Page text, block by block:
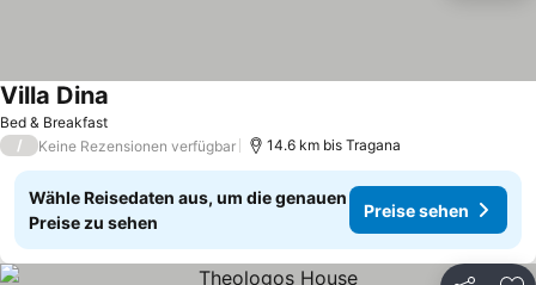
Bed & Breakfast
Villa Dina
/ Keine Rezensionen verfügbar 14.6 km bis Tragana
Wähle Reisedaten aus, um die genauen
Preise zu sehen
Preise sehen